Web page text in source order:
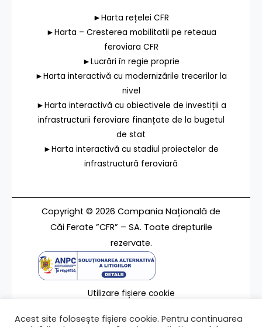
►Harta rețelei CFR
►Harta – Cresterea mobilitatii pe reteaua
feroviara CFR
►Lucrări în regie proprie
►Harta interactivă cu modernizările trecerilor la
nivel
►Harta interactivă cu obiectivele de investiții a
infrastructurii feroviare finanțate de la bugetul
de stat
►Harta interactivă cu stadiul proiectelor de
infrastructură feroviară
Copyright © 2026 Compania Națională de
Căi Ferate ”CFR” – SA. Toate drepturile
rezervate.
Utilizare fișiere cookie
Contact
Acest site folosește fișiere cookie. Pentru continuarea